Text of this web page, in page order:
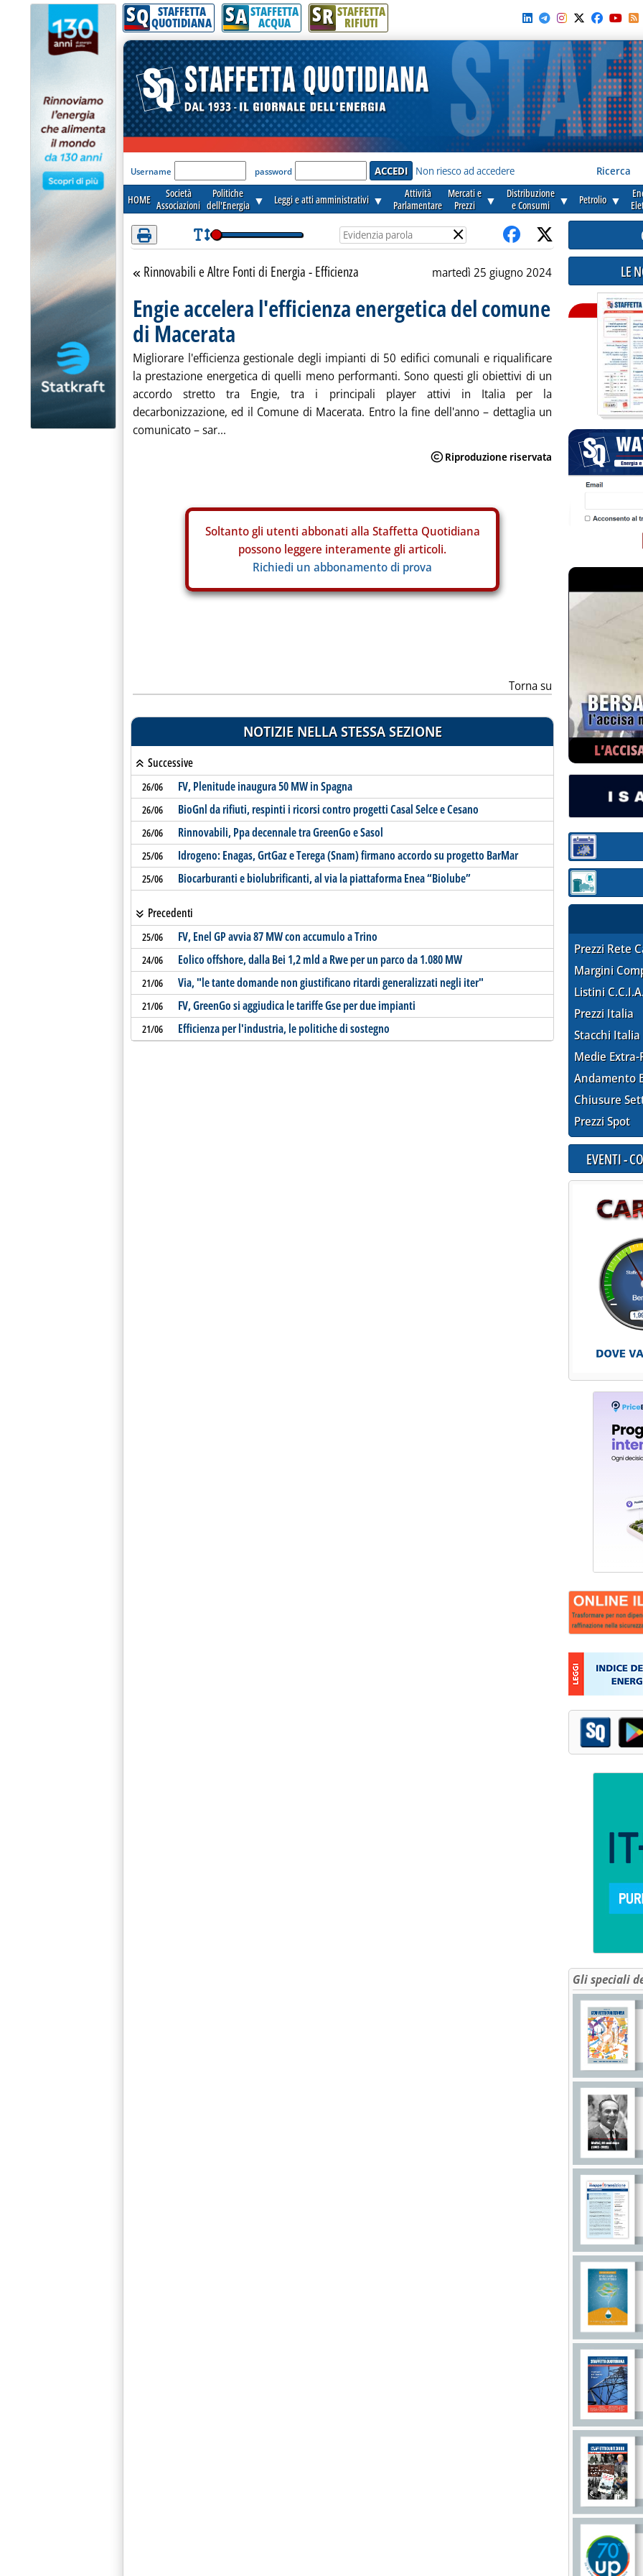
Attenzione! Esegui l'accesso per lèggere interamente la notizia.
SQ STAFFETTA
QUOTIDIANA SA STAFFETTA
ACQUA SR STAFFETTA
RIFIUTI
'Modulo Login per accedere'
Username password Non riesco ad accedere Ricerca
HOME
Società
Associazioni
Politiche
dell'Energia ▼ Leggi e atti amministrativi ▼
Attività
Parlamentare
Mercati e
Prezzi
▼
Distribuzione
e Consumi
▼ Petrolio ▼
×
Torna alla sezione
Rinnovabili e Altre Fonti di Energia - Efficienza martedì 25 giugno 2024
Engie accelera l'efficienza energetica del comune
di Macerata
Migliorare l'efficienza gestionale degli impianti di 50 edifici comunali e riqualificare
la prestazione energetica di quelli meno performanti. Sono questi gli obiettivi di un
accordo stretto tra Engie, tra i principali player attivi in Italia per la
decarbonizzazione, ed il Comune di Macerata. Entro la fine dell'anno – dettaglia un
comunicato – sar...
Soltanto gli utenti abbonati alla Staffetta Quotidiana
possono leggere interamente gli articoli.
Richiedi un abbonamento di prova
Torna su
NOTIZIE NELLA STESSA SEZIONE
Successive
26/06 FV, Plenitude inaugura 50 MW in Spagna
26/06 BioGnl da rifiuti, respinti i ricorsi contro progetti Casal Selce e Cesano
26/06 Rinnovabili, Ppa decennale tra GreenGo e Sasol
25/06 Idrogeno: Enagas, GrtGaz e Terega (Snam) firmano accordo su progetto BarMar
25/06 Biocarburanti e biolubrificanti, al via la piattaforma Enea “Biolube”
Precedenti
25/06 FV, Enel GP avvia 87 MW con accumulo a Trino
24/06 Eolico offshore, dalla Bei 1,2 mld a Rwe per un parco da 1.080 MW
21/06 Via, "le tante domande non giustificano ritardi generalizzati negli iter"
21/06 FV, GreenGo si aggiudica le tariffe Gse per due impianti
21/06 Efficienza per l'industria, le politiche di sostegno
LE
Sezione:
Sezione:
Prezzi Rete
Margini
Listini
Prezzi Italia
Stacchi Italia
Medie Extra-
Andamento
Chiusure
Prezzi Spot
EVENTI -
Gli speciali